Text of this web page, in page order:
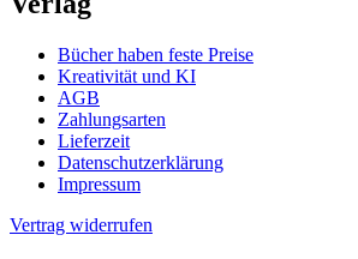
Bücher haben feste Preise
Kreativität und KI
AGB
Zahlungsarten
Lieferzeit
Datenschutzerklärung
Impressum
Vertrag widerrufen